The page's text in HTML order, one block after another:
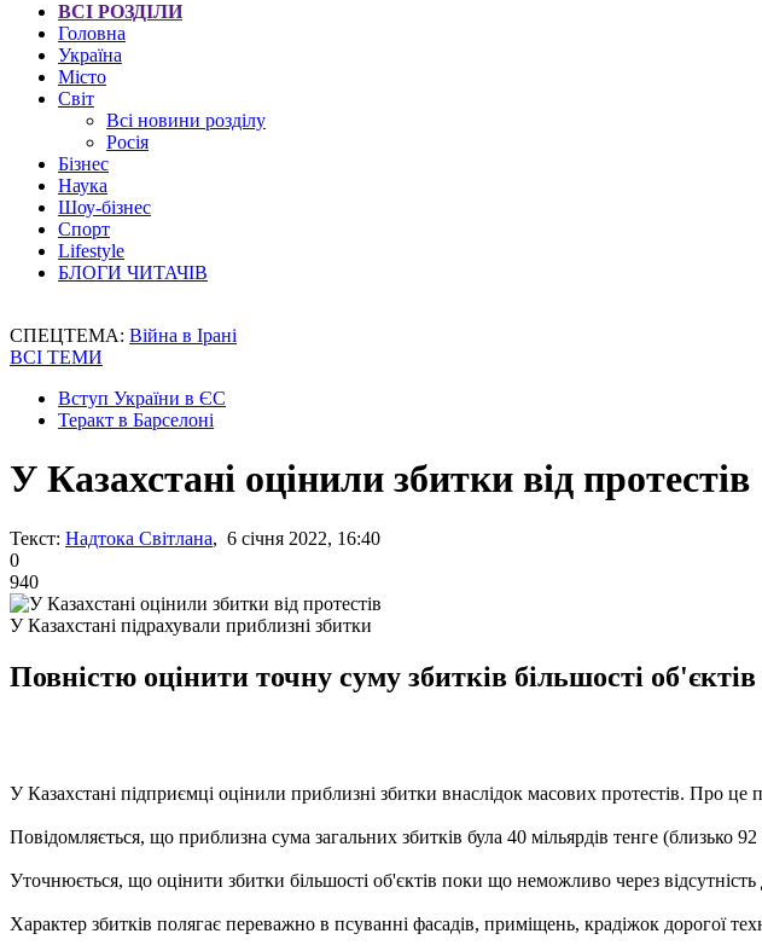
ВСІ РОЗДІЛИ
Головна
Україна
Місто
Світ
Всі новини розділу
Росія
Бізнес
Наука
Шоу-бізнес
Спорт
Lifestyle
БЛОГИ ЧИТАЧІВ
СПЕЦТЕМА: Війна в Ірані
ВСІ ТЕМИ
Вступ України в ЄС
Теракт в Барселоні
У Казахстані оцінили збитки від протестів
Текст: Надтока Світлана, 6 січня 2022, 16:40
0
940
У Казахстані підрахували приблизні збитки
Повністю оцінити точну суму збитків більшості
У Казахстані підприємці оцінили приблизні збитки внаслідок масових протестів. Про це
Повідомляється, що приблизна сума загальних збитків була 40 мільярдів тенге (близько
Уточнюється, що оцінити збитки більшості об'єктів поки що неможливо через
Характер збитків полягає переважно в псуванні фасадів, приміщень, крадіжок дорогої